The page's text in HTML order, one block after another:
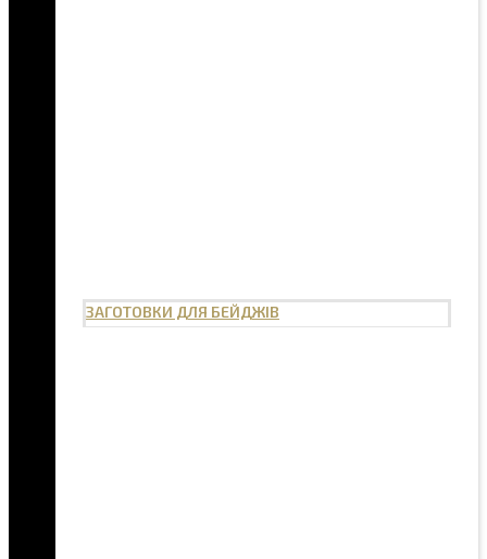
ЗАГОТОВКИ ДЛЯ БЕЙДЖІВ